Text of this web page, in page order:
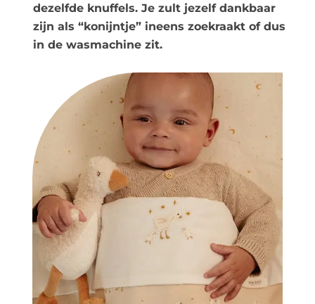
dezelfde knuffels. Je zult jezelf dankbaar
zijn als “konijntje” ineens zoekraakt of dus
in de wasmachine zit.